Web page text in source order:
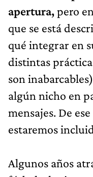
apertura,pero
que se está
qué integrar en
distintas
son
algún nicho en
mensajes. De
estaremos
Algunos años